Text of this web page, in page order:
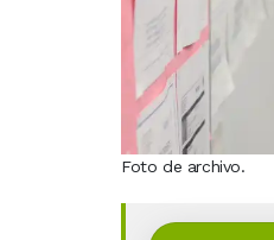
Foto de archivo.